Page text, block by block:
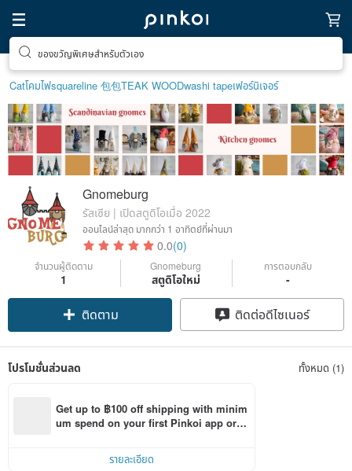
ของขวัญพิเศษสำหรับตัวเอง
Catโคมไฟsquareline 包包TEAK WOODwashi tapeเฟอร์นิเจอร์
Gnomeburg
รัสเซีย | เปิดสตูดิโอเมื่อ 2022
ออนไลน์ล่าสุด มากกว่า 1 อาทิตย์ที่ผ่านมา
0.0(0)
จำนวนผู้ติดตาม
1
Gnomeburg
สตูดิโอใหม่
การตอบกลับ
-
ติดตาม ติดต่อดีไซเนอร์
โปรโมชั่นส่วนลด ทั้งหมด (1)
Get up to ฿100 off shipping with minim
um spend on your first Pinkoi app orde
รายละเอียด